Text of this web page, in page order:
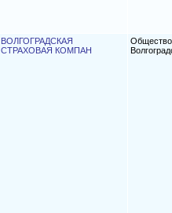
ВОЛГОГРАДСКАЯ
СТРАХОВАЯ КОМПАН
Общество